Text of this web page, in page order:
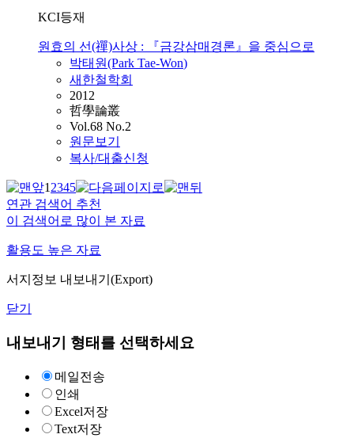
KCI등재
원효의 선(禪)사상 : 『금강삼매경론』을 중심으로
박태원(Park Tae-Won)
새한철학회
2012
哲學論叢
Vol.68 No.2
원문보기
복사/대출신청
12345
연관 검색어 추천
이 검색어로 많이 본 자료
활용도 높은 자료
서지정보 내보내기(Export)
닫기
내보내기 형태를 선택하세요
메일전송
인쇄
Excel저장
Text저장